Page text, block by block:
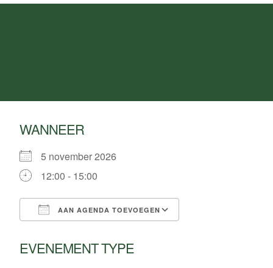
WANNEER
5 november 2026
12:00 - 15:00
AAN AGENDA TOEVOEGEN
EVENEMENT TYPE